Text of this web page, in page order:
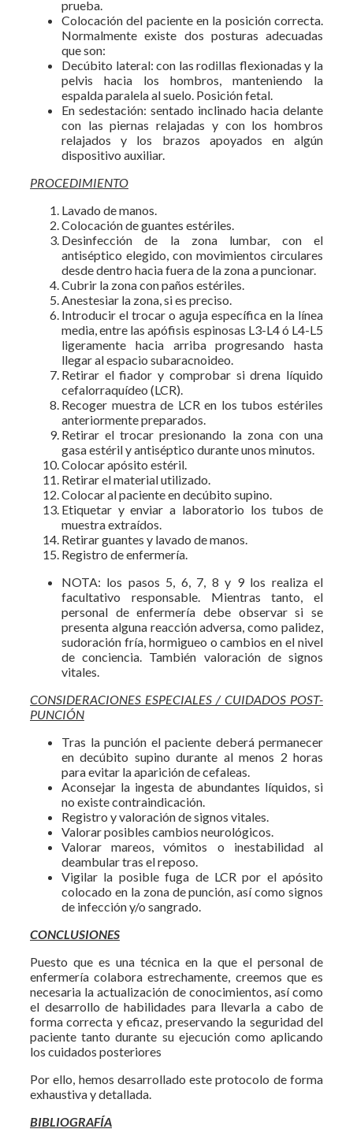
prueba.
Colocación del paciente en la posición correcta.
Normalmente existe dos posturas adecuadas
que son:
Decúbito lateral: con las rodillas flexionadas y la
pelvis hacia los hombros, manteniendo la
espalda paralela al suelo. Posición fetal.
En sedestación: sentado inclinado hacia delante
con las piernas relajadas y con los hombros
relajados y los brazos apoyados en algún
dispositivo auxiliar.
PROCEDIMIENTO
Lavado de manos.
Colocación de guantes estériles.
Desinfección de la zona lumbar, con el
antiséptico elegido, con movimientos circulares
desde dentro hacia fuera de la zona a puncionar.
Cubrir la zona con paños estériles.
Anestesiar la zona, si es preciso.
Introducir el trocar o aguja específica en la línea
media, entre las apófisis espinosas L3-L4 ó L4-L5
ligeramente hacia arriba progresando hasta
llegar al espacio subaracnoideo.
Retirar el fiador y comprobar si drena líquido
cefalorraquídeo (LCR).
Recoger muestra de LCR en los tubos estériles
anteriormente preparados.
Retirar el trocar presionando la zona con una
gasa estéril y antiséptico durante unos minutos.
Colocar apósito estéril.
Retirar el material utilizado.
Colocar al paciente en decúbito supino.
Etiquetar y enviar a laboratorio los tubos de
muestra extraídos.
Retirar guantes y lavado de manos.
Registro de enfermería.
NOTA: los pasos 5, 6, 7, 8 y 9 los realiza el
facultativo responsable. Mientras tanto, el
personal de enfermería debe observar si se
presenta alguna reacción adversa, como palidez,
sudoración fría, hormigueo o cambios en el nivel
de conciencia. También valoración de signos
vitales.
CONSIDERACIONES ESPECIALES / CUIDADOS POST-
PUNCIÓN
Tras la punción el paciente deberá permanecer
en decúbito supino durante al menos 2 horas
para evitar la aparición de cefaleas.
Aconsejar la ingesta de abundantes líquidos, si
no existe contraindicación.
Registro y valoración de signos vitales.
Valorar posibles cambios neurológicos.
Valorar mareos, vómitos o inestabilidad al
deambular tras el reposo.
Vigilar la posible fuga de LCR por el apósito
colocado en la zona de punción, así como signos
de infección y/o sangrado.
CONCLUSIONES
Puesto que es una técnica en la que el personal de
enfermería colabora estrechamente, creemos que es
necesaria la actualización de conocimientos, así como
el desarrollo de habilidades para llevarla a cabo de
forma correcta y eficaz, preservando la seguridad del
paciente tanto durante su ejecución como aplicando
los cuidados posteriores
Por ello, hemos desarrollado este protocolo de forma
exhaustiva y detallada.
BIBLIOGRAFÍA